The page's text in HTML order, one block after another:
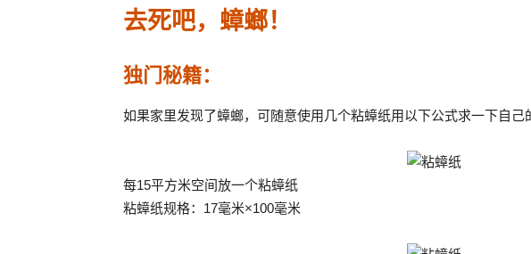
去死吧，蟑螂！
独门秘籍：
如果家里发现了蟑螂，可随意使用几个粘蟑纸用以下公式求一下自
每15平方米空间放一个粘蟑纸
粘蟑纸规格：17毫米×100毫米